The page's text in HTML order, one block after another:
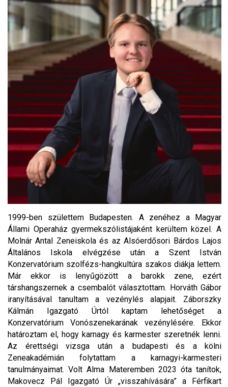
1999-ben születtem Budapesten. A zenéhez a Magyar
Állami Operaház gyermekszólistájaként kerültem közel. A
Molnár Antal Zeneiskola és az Alsóerdősori Bárdos Lajos
Általános Iskola elvégzése után a Szent István
Konzervatórium szolfézs-hangkultúra szakos diákja lettem.
Már ekkor is lenyűgözött a barokk zene, ezért
társhangszernek a csembalót választottam. Horváth Gábor
iranyításával tanultam a vezénylés alapjait. Záborszky
Kálmán Igazgató Úrtól kaptam lehetőséget a
Konzervatórium Vonószenekarának vezénylésére. Ekkor
határoztam el, hogy karnagy és karmester szeretnék lenni.
Az érettségi vizsga után a budapesti és a kölni
Zeneakadémián folytattam a karnagyi-karmesteri
tanulmányaimat. Volt Alma Materemben 2023 óta tanítok,
Makovecz Pál Igazgató Úr „visszahívására” a Férfikart